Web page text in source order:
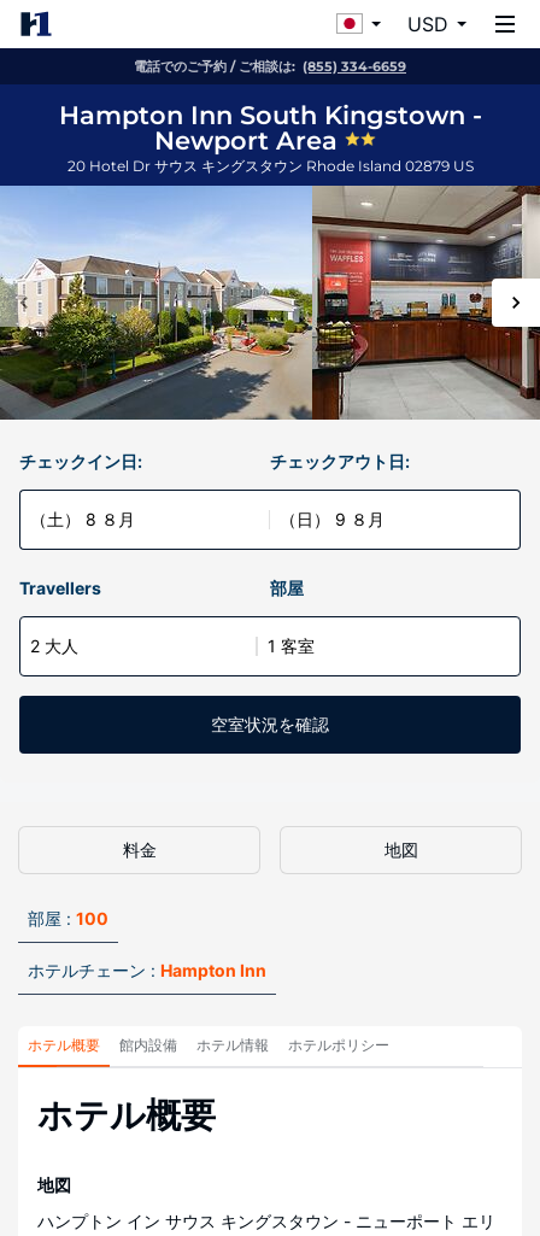
USD
電話でのご予約 / ご相談は: (855) 334-6659
Hampton Inn South Kingstown -
Newport Area
20 Hotel Dr サウス キングスタウン Rhode Island 02879 US
チェックイン日:
（土） 8 ８月
チェックアウト日:
（日） 9 ８月
Travellers 部屋
2 大人 1 客室
空室状況を確認
料金 地図
部屋 : 100
ホテルチェーン : Hampton Inn
ホテル概要 館内設備 ホテル情報 ホテルポリシー
ホテル概要
地図
ハンプトン イン サウス キングスタウン - ニューポート エリ